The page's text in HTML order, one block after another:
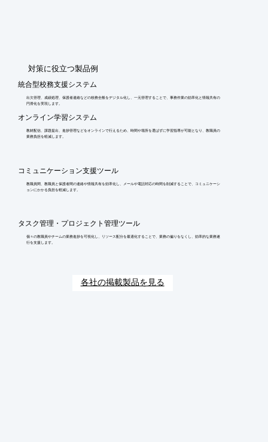
​対策に役立つ製品例
統合型校務支援システム
出欠管理、成績処理、保護者連絡などの校務全般をデジタル化し、一元管理することで、事務作業の効率化と情報共有の
円滑化を実現します。
オンライン学習システム
教材配信、課題提出、進捗管理などをオンラインで行えるため、時間や場所を選ばずに学習指導が可能となり、教職員の
業務負担を軽減します。
コミュニケーション支援ツール
教職員間、教職員と保護者間の連絡や情報共有を効率化し、メールや電話対応の時間を削減することで、コミュニケーシ
ョンにかかる負担を軽減します。
タスク管理・プロジェクト管理ツール
個々の教職員やチームの業務進捗を可視化し、リソース配分を最適化することで、業務の偏りをなくし、効率的な業務遂
行を支援します。
各社の掲載製品を見る